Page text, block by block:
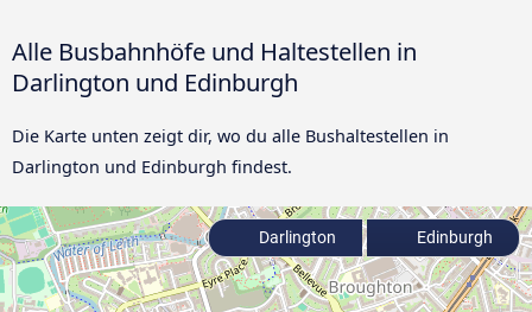
Alle Busbahnhöfe und Haltestellen in
Darlington und Edinburgh
Die Karte unten zeigt dir, wo du alle Bushaltestellen in
Darlington und Edinburgh findest.
Darlington Edinburgh